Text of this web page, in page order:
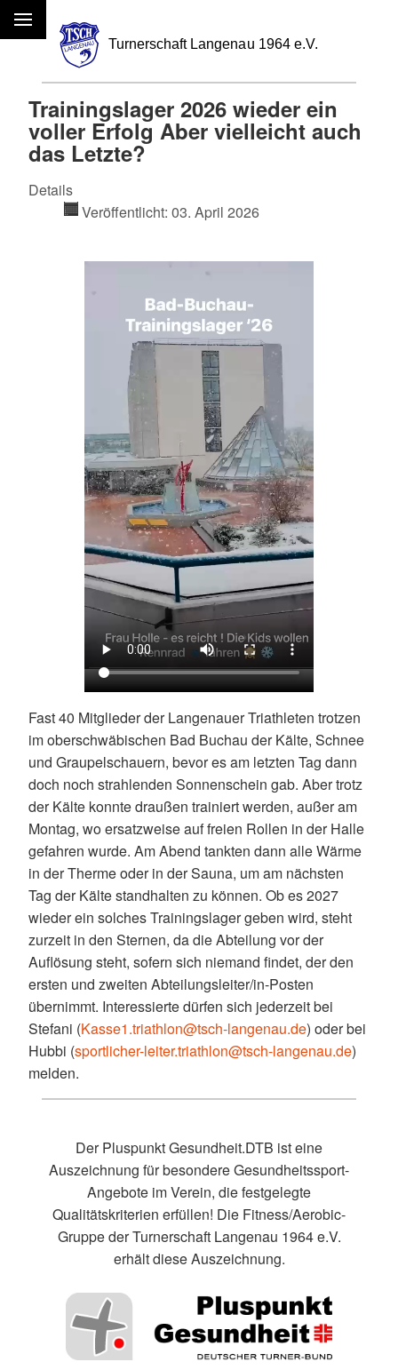
Menü
Trainingslager 2026 wieder ein
voller Erfolg Aber vielleicht auch
das Letzte?
Details
Veröffentlicht: 03. April 2026
Fast 40 Mitglieder der Langenauer Triathleten trotzen
im oberschwäbischen Bad Buchau der Kälte, Schnee
und Graupelschauern, bevor es am letzten Tag dann
doch noch strahlenden Sonnenschein gab. Aber trotz
der Kälte konnte draußen trainiert werden, außer am
Montag, wo ersatzweise auf freien Rollen in der Halle
gefahren wurde. Am Abend tankten dann alle Wärme
in der Therme oder in der Sauna, um am nächsten
Tag der Kälte standhalten zu können. Ob es 2027
wieder ein solches Trainingslager geben wird, steht
zurzeit in den Sternen, da die Abteilung vor der
Auflösung steht, sofern sich niemand findet, der den
ersten und zweiten Abteilungsleiter/in-Posten
übernimmt. Interessierte dürfen sich jederzeit bei
Stefani (Kasse1.triathlon@tsch-langenau.de) oder bei
Hubbi (sportlicher-leiter.triathlon@tsch-langenau.de)
melden.
Der Pluspunkt Gesundheit.DTB ist eine
Auszeichnung für besondere Gesundheitssport-
Angebote im Verein, die festgelegte
Qualitätskriterien erfüllen! Die Fitness/Aerobic-
Gruppe der Turnerschaft Langenau 1964 e.V.
erhält diese Auszeichnung.